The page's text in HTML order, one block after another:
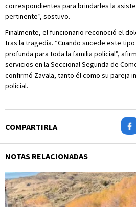
correspondientes para brindarles la
pertinente”, sostuvo.
Finalmente, el funcionario reconoció el
tras la tragedia. “Cuando sucede este
profunda para toda la familia policial”,
servicios en la Seccional Segunda de
confirmó Zavala, tanto él como su pareja
policial.
COMPARTIRLA
NOTAS RELACIONADAS